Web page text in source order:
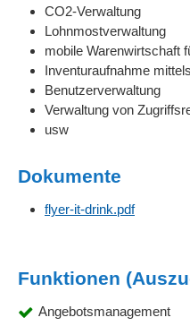
CO2-Verwaltung
Lohnmostverwaltung
mobile Warenwirtschaft
Inventuraufnahme
Benutzerverwaltung
Verwaltung von
usw
Dokumente
flyer-it-drink.pdf
Funktionen
Angebotsmanagement